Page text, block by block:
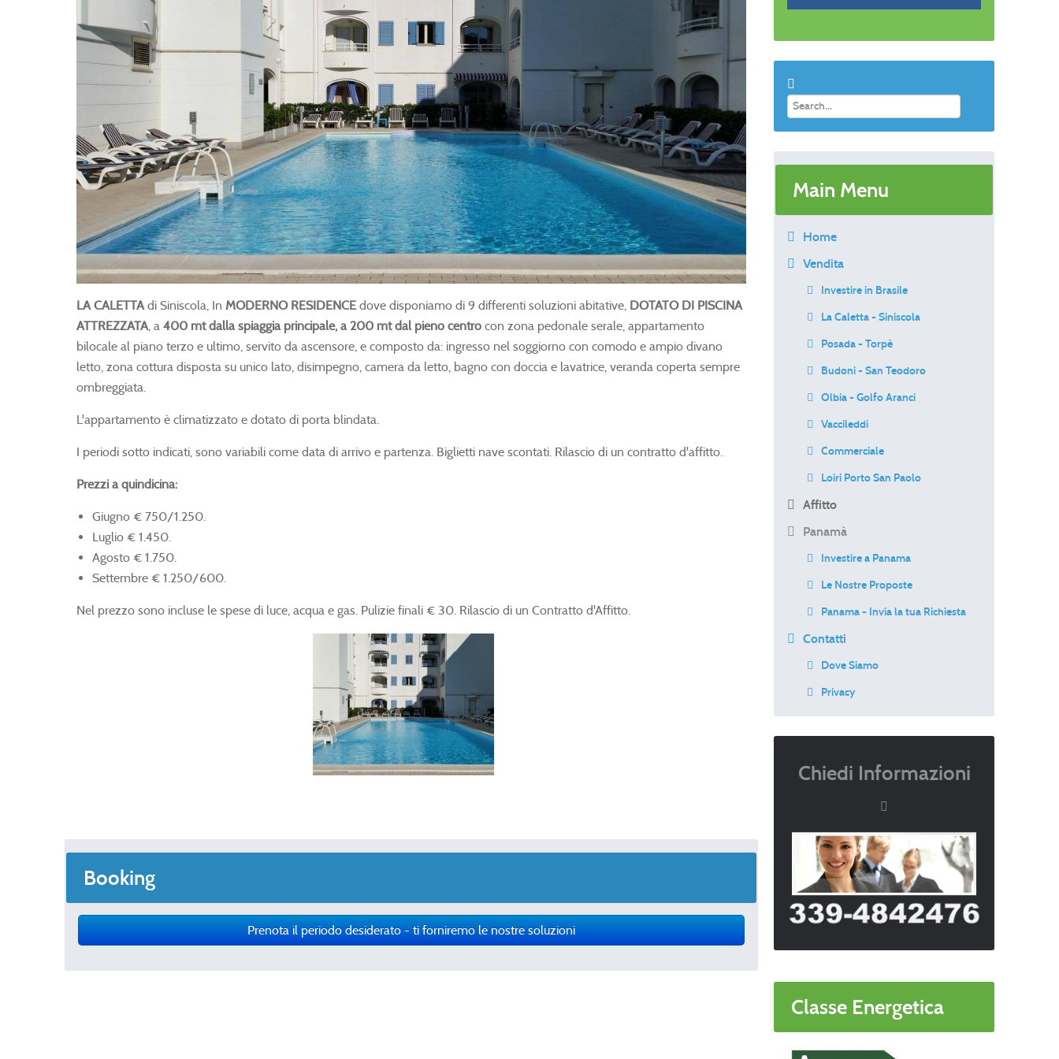
LA CALETTAdi Siniscola, In MODERNO RESIDENCE dove disponiamo di 9 differenti soluzioni abitative, DOTATO DI PISCINA
ATTREZZATA, a 400 mt dalla spiaggia principale, a 200 mt dal pieno centro con zona pedonale serale, appartamento
bilocale al piano terzo e ultimo, servito da ascensore, e composto da: ingresso nel soggiorno con comodo e ampio divano
letto, zona cottura disposta su unico lato, disimpegno, camera da letto, bagno con doccia e lavatrice, veranda coperta sempre
ombreggiata.
L'appartamento è climatizzato e dotato di porta blindata.
I periodi sotto indicati, sono variabili come data di arrivo e partenza. Biglietti nave scontati. Rilascio di un contratto d'affitto.
Prezzi a quindicina:
Giugno € 750/1.250.
Luglio € 1.450.
Agosto € 1.750.
Settembre € 1.250/600.
Nel prezzo sono incluse le spese di luce, acqua e gas. Pulizie finali € 30. Rilascio di un Contratto d'Affitto.
Booking
Prenota il periodo desiderato - ti forniremo le nostre soluzioni
Main Menu
Home
Vendita
Investire in Brasile
La Caletta - Siniscola
Posada - Torpè
Budoni - San Teodoro
Olbia - Golfo Aranci
Vaccileddi
Commerciale
Loiri Porto San Paolo
Affitto
Panamà
Investire a Panama
Le Nostre Proposte
Panama - Invia la tua Richiesta
Contatti
Dove Siamo
Privacy
Chiedi Informazioni
Classe Energetica